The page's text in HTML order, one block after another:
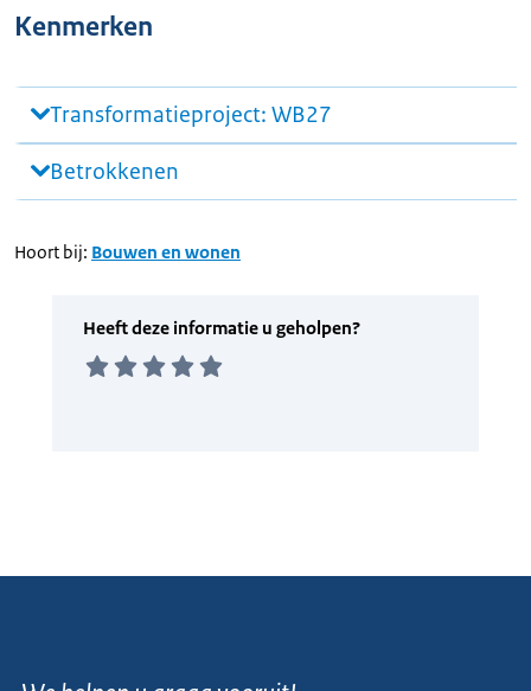
Kenmerken
Transformatieproject: WB27
Betrokkenen
Hoort bij: Bouwen en wonen